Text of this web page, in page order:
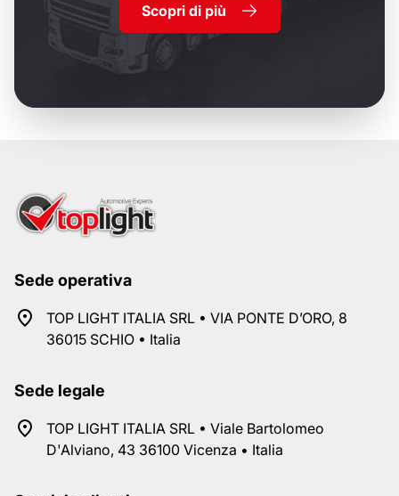
Scopri di più
Sede operativa
TOP LIGHT ITALIA SRL • VIA PONTE D’ORO, 8
36015 SCHIO • Italia
Sede legale
TOP LIGHT ITALIA SRL • Viale Bartolomeo
D'Alviano, 43 36100 Vicenza • Italia